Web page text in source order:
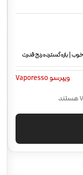
| بازه گسترده رنج قدرت
ویپرسو Vaporesso